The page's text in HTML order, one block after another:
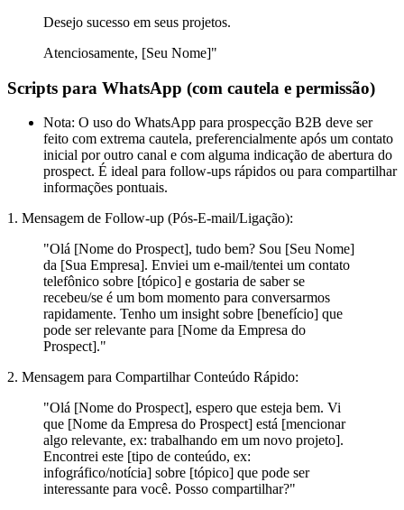
Desejo sucesso em seus projetos.
Atenciosamente, [Seu Nome]"
Scripts para WhatsApp (com cautela e permissão)
Nota: O uso do WhatsApp para prospecção B2B deve ser
feito com extrema cautela, preferencialmente após um contato
inicial por outro canal e com alguma indicação de abertura do
prospect. É ideal para follow-ups rápidos ou para compartilhar
informações pontuais.
1. Mensagem de Follow-up (Pós-E-mail/Ligação):
"Olá [Nome do Prospect], tudo bem? Sou [Seu Nome]
da [Sua Empresa]. Enviei um e-mail/tentei um contato
telefônico sobre [tópico] e gostaria de saber se
recebeu/se é um bom momento para conversarmos
rapidamente. Tenho um insight sobre [benefício] que
pode ser relevante para [Nome da Empresa do
Prospect]."
2. Mensagem para Compartilhar Conteúdo Rápido:
"Olá [Nome do Prospect], espero que esteja bem. Vi
que [Nome da Empresa do Prospect] está [mencionar
algo relevante, ex: trabalhando em um novo projeto].
Encontrei este [tipo de conteúdo, ex:
infográfico/notícia] sobre [tópico] que pode ser
interessante para você. Posso compartilhar?"